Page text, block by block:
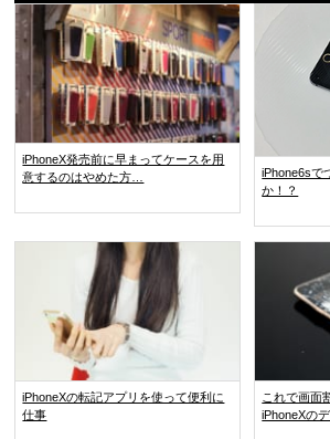
iPhoneX発売前に早まってケースを用
意するのはやめた方…
iPhone6sで
か！？
iPhoneXの転記アプリを使って便利に
仕事
これで画面
iPhoneXの